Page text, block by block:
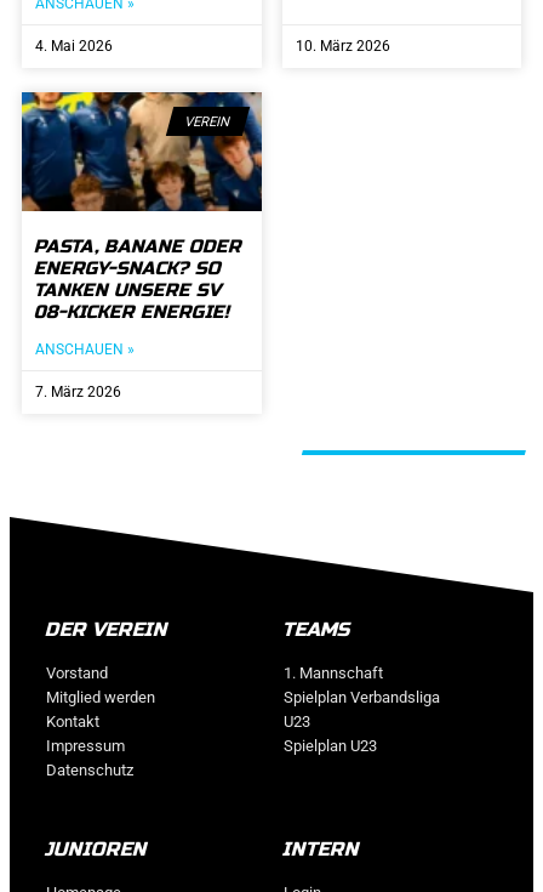
4. Mai 2026 10. März 2026
VEREIN
PASTA, BANANE ODER
ENERGY-SNACK? SO
TANKEN UNSERE SV
08-KICKER ENERGIE!
ANSCHAUEN »
7. März 2026
DER VEREIN
Vorstand
Mitglied werden
Kontakt
Impressum
Datenschutz
TEAMS
1. Mannschaft
Spielplan Verbandsliga
U23
Spielplan U23
JUNIOREN INTERN